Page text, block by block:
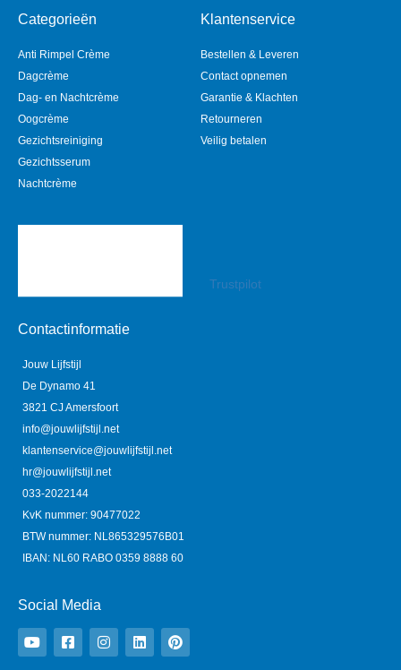
Categorieën
Anti Rimpel Crème
Dagcrème
Dag- en Nachtcrème
Oogcrème
Gezichtsreiniging
Gezichtsserum
Nachtcrème
Klantenservice
Bestellen & Leveren
Contact opnemen
Garantie & Klachten
Retourneren
Veilig betalen
Trustpilot
Contactinformatie
Jouw Lijfstijl
De Dynamo 41
3821 CJ Amersfoort
info@jouwlijfstijl.net
klantenservice@jouwlijfstijl.net
hr@jouwlijfstijl.net
033-2022144
KvK nummer: 90477022
BTW nummer: NL865329576B01
IBAN: NL60 RABO 0359 8888 60
Social Media
o
u
t
a
c
e
n
s
t
i
n
k
i
n
t